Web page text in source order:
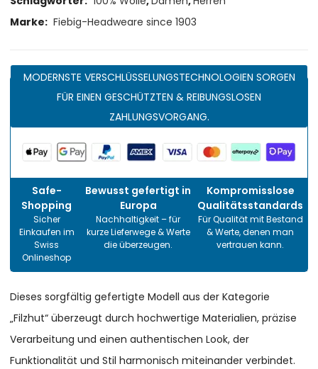
Marke: Fiebig-Headweare since 1903
MODERNSTE VERSCHLÜSSELUNGSTECHNOLOGIEN SORGEN
FÜR EINEN GESCHÜTZTEN & REIBUNGSLOSEN
ZAHLUNGSVORGANG.
Safe-
Shopping
Sicher
Einkaufen im
Swiss
Onlineshop
Bewusst gefertigt in
Europa
Nachhaltigkeit – für
kurze Lieferwege & Werte
die überzeugen.
Kompromisslose
Qualitätsstandards
Für Qualität mit Bestand
& Werte, denen man
vertrauen kann.
Dieses sorgfältig gefertigte Modell aus der Kategorie
„Filzhut“ überzeugt durch hochwertige Materialien, präzise
Verarbeitung und einen authentischen Look, der
Funktionalität und Stil harmonisch miteinander verbindet.